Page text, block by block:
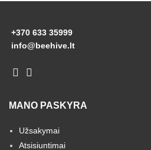
+370 633 35999
info@beehive.lt
MANO PASKYRA
Užsakymai
Atsisiuntimai